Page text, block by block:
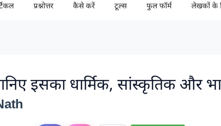
प्रश्नोत्तर कैसे करें टूल्स फुल फॉर्म लेखकों के
इसका धार्मिक, सांस्कृतिक और